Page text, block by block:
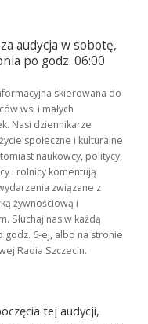
audycja w sobotę,
po godz. 06:00
skierowana do
wsi i małych
Nasi dziennikarze
społeczne i kulturalne
naukowcy, politycy,
i rolnicy komentują
związane z
żywnościową i
Słuchaj nas w każdą
godz. 6-ej, albo na stronie
Radia Szczecin.
tej audycji,